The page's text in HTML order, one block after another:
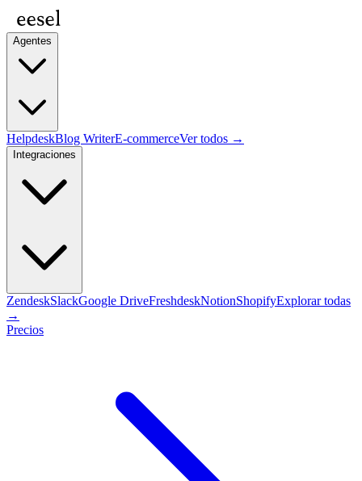
Agentes
HelpdeskBlog WriterE-commerceVer todos →
Integraciones
ZendeskSlackGoogle DriveFreshdeskNotionShopifyExplorar todas
→
Precios